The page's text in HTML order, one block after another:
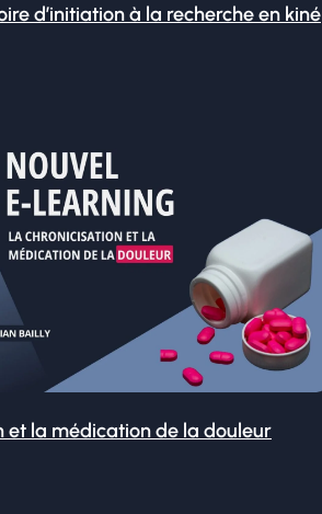
d’initiation à la recherche en kiné
et la médication de la douleur